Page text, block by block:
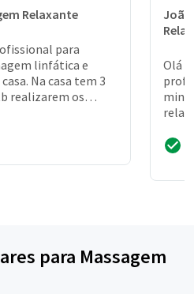
Relaxante
para
linfática e
Na casa tem 3
realizarem os
Olá
para Massagem